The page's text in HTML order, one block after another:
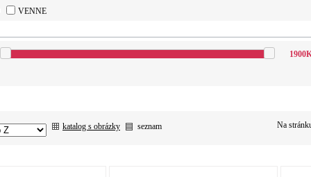
VENNE
1900
katalog s obrázky seznam Na